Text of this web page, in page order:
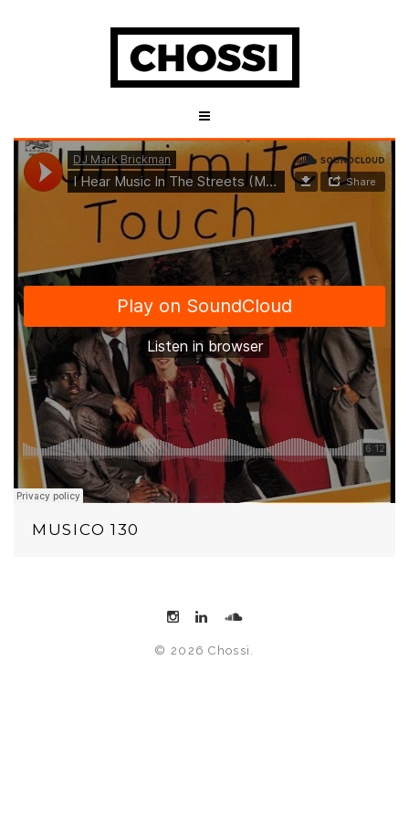
MUSICO 130
© 2026 Chossi.